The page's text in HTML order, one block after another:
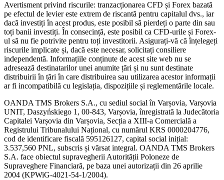
Avertisment privind riscurile: tranzacționarea CFD și Forex bazată
pe efectul de levier este extrem de riscantă pentru capitalul dvs., iar
dacă investiți în acest produs, este posibil să pierdeți o parte din sau
toți banii investiți. În consecință, este posibil ca CFD-urile și Forex-
ul să nu fie potrivite pentru toți investitorii. Asigurați-vă că înțelegeți
riscurile implicate și, dacă este necesar, solicitați consiliere
independentă. Informațiile conținute de acest site web nu se
adresează destinatarilor unei anumite țări și nu sunt destinate
distribuirii în țări în care distribuirea sau utilizarea acestor informații
ar fi incompatibilă cu legislația, dispozițiile și reglementările locale.
OANDA TMS Brokers S.A., cu sediul social în Varșovia, Varșovia
UNIT, Daszyńskiego 1, 00-843, Varșovia, înregistrată la Judecătoria
Capitalei Varșovia din Varșovia, Secția a XIII-a Comercială a
Registrului Tribunalului Național, cu numărul KRS 0000204776,
cod de identificare fiscală 595126127, capital social inițial:
3.537,560 PNL, subscris și vărsat integral. OANDA TMS Brokers
S.A. face obiectul supravegherii Autorității Poloneze de
Supraveghere Financiară, pe baza unei autorizații din 26 aprilie
2004 (KPWiG-4021-54-1/2004).